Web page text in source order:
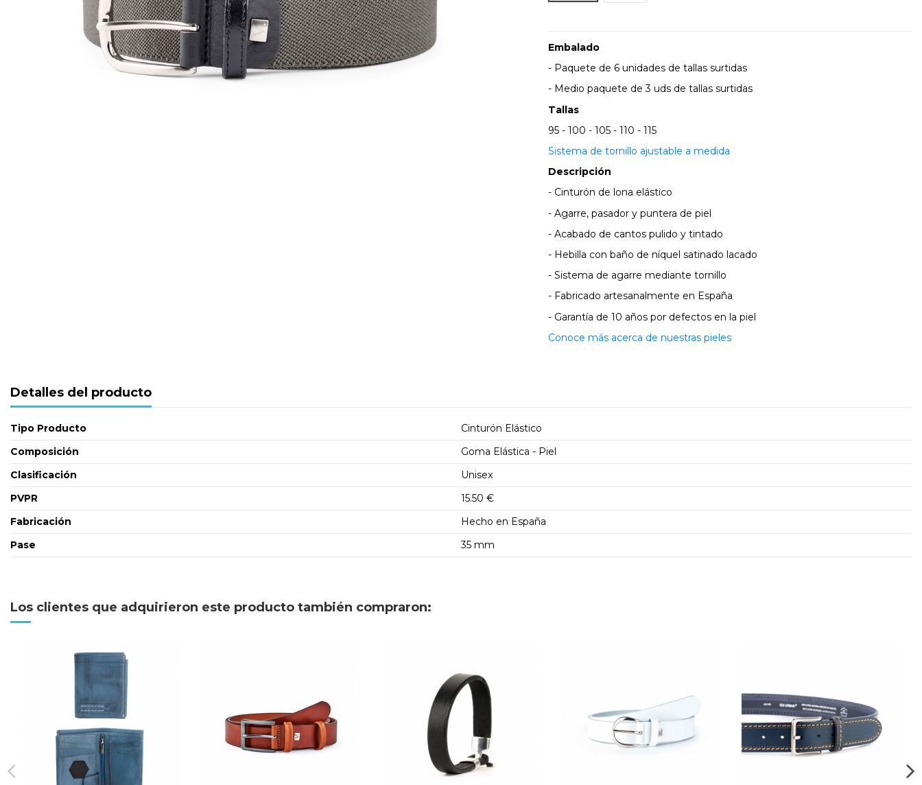
Embalado
- Paquete de 6 unidades de tallas surtidas
- Medio paquete de 3 uds de tallas surtidas
Tallas
95 - 100 - 105 - 110 - 115
Sistema de tornillo ajustable a medida
Descripción
- Cinturón de lona elástico
- Agarre, pasador y puntera de piel
- Acabado de cantos pulido y tintado
- Hebilla con baño de níquel satinado lacado
- Sistema de agarre mediante tornillo
- Fabricado artesanalmente en España
- Garantía de 10 años por defectos en la piel
Conoce más acerca de nuestras pieles
Detalles del producto
Tipo Producto
Cinturón Elástico
Composición
Goma Elástica - Piel
Clasificación
Unisex
PVPR
15.50 €
Fabricación
Hecho en España
Pase
35 mm
Los clientes que adquirieron este producto también compraron: